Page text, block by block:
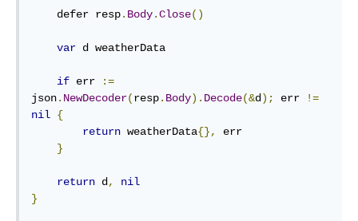
defer resp. Body.Close()
var d weatherData
if err
:=
json. NewDecoder(resp. Body). Decode(&d ); err
!=
nil {
return weatherData{},
err
}
return d ,
nil
}